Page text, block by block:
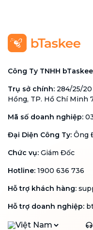
Công Ty TNHH bTaskee
Trụ sở chính: 284/25/
Hồng, TP. Hồ Chí Minh
Mã số doanh nghiệp:
Đại Diện Công Ty: Ông
Chức vụ: Giám Đốc
Hotline: 1900 636 736
Hỗ trợ khách hàng:
Hỗ trợ doanh nghiệp:
Việt Nam